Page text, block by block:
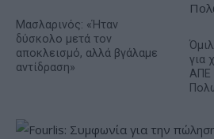
Μασλαρινός: «Ήταν
δύσκολο μετά τον
αποκλεισμό, αλλά βγάλαμε
αντίδραση»
για
ΑΠΕ